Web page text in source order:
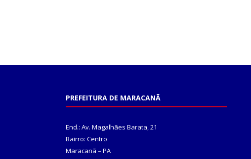
PREFEITURA DE MARACANÃ
End.: Av. Magalhães Barata, 21
Bairro: Centro
Maracanã – PA